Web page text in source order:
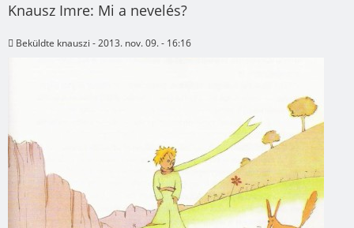
Knausz Imre: Mi a nevelés?
Beküldte knauszi - 2013. nov. 09. - 16:16